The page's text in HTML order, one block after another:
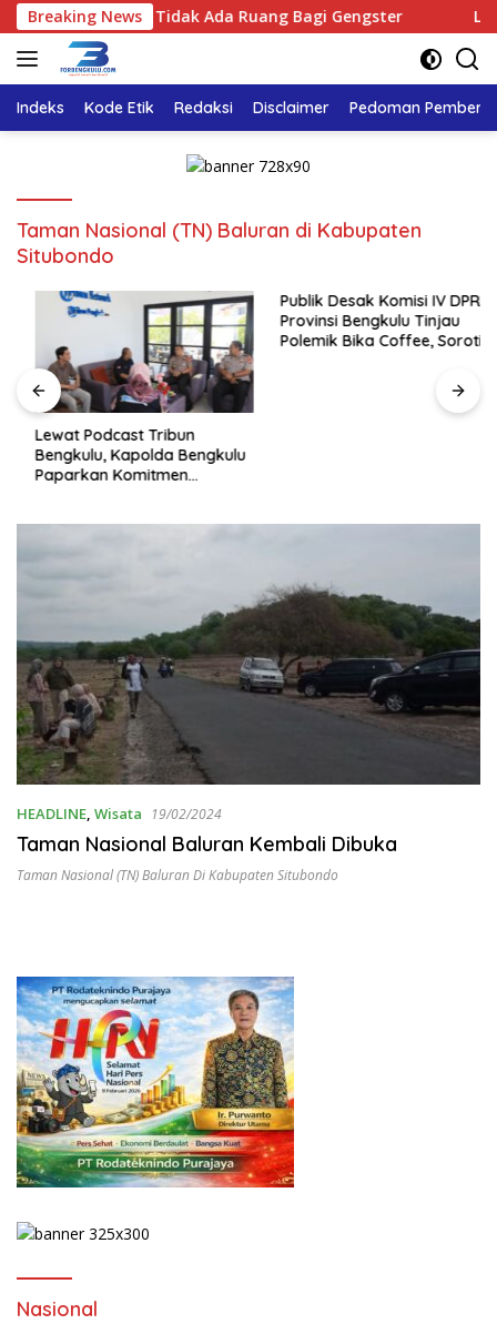
Langsung
ke
konten
Breaking News
Tegaskan : Tidak Ada Ruang Bagi Gengster Lewat
Indeks Kode Etik Redaksi Disclaimer Pedoman
Taman Nasional (TN) Baluran di Kabupaten
Situbondo
Lewat Podcast Tribun
Bengkulu, Kapolda Bengkulu
Paparkan Komitmen
Publik Desak Komisi IV DPRD
Provinsi Bengkulu Tinjau
Polemik Bika Coffee, Soroti
HEADLINE, Wisata 19/02/2024
Taman Nasional Baluran Kembali Dibuka
Taman Nasional (TN) Baluran Di Kabupaten Situbondo
Nasional